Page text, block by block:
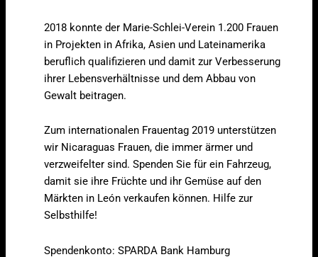
2018 konnte der Marie-Schlei-Verein 1.200 Frauen
in Projekten in Afrika, Asien und Lateinamerika
beruflich qualifizieren und damit zur Verbesserung
ihrer Lebensverhältnisse und dem Abbau von
Gewalt beitragen.
Zum internationalen Frauentag 2019 unterstützen
wir Nicaraguas Frauen, die immer ärmer und
verzweifelter sind. Spenden Sie für ein Fahrzeug,
damit sie ihre Früchte und ihr Gemüse auf den
Märkten in León verkaufen können. Hilfe zur
Selbsthilfe!
Spendenkonto: SPARDA Bank Hamburg